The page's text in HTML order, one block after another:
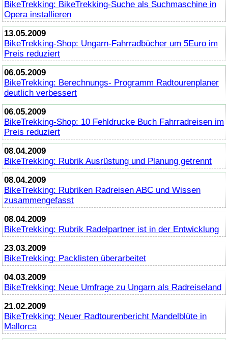
BikeTrekking: BikeTrekking-Suche als Suchmaschine in
Opera installieren
13.05.2009
BikeTrekking-Shop: Ungarn-Fahrradbücher um 5Euro im
Preis reduziert
06.05.2009
BikeTrekking: Berechnungs- Programm Radtourenplaner
deutlich verbessert
06.05.2009
BikeTrekking-Shop: 10 Fehldrucke Buch Fahrradreisen im
Preis reduziert
08.04.2009
BikeTrekking: Rubrik Ausrüstung und Planung getrennt
08.04.2009
BikeTrekking: Rubriken Radreisen ABC und Wissen
zusammengefasst
08.04.2009
BikeTrekking: Rubrik Radelpartner ist in der Entwicklung
23.03.2009
BikeTrekking: Packlisten überarbeitet
04.03.2009
BikeTrekking: Neue Umfrage zu Ungarn als Radreiseland
21.02.2009
BikeTrekking: Neuer Radtourenbericht Mandelblüte in
Mallorca